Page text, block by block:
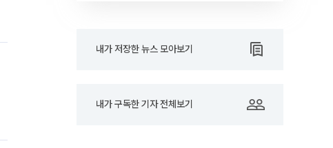
내가 저장한 뉴스 모아보기
내가 구독한 기자 전체보기